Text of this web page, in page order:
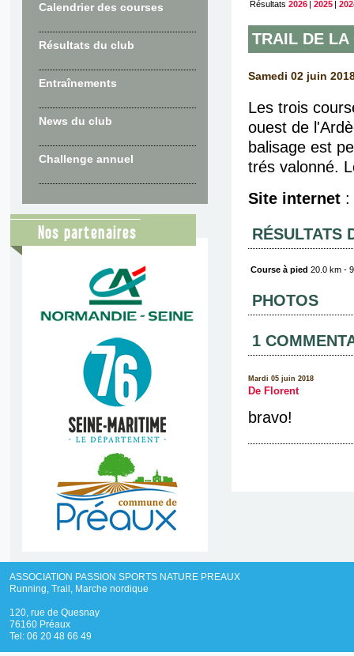
Calendrier des courses
Résultats du club
Entraînements
News du club
Challenge annuel
Nos partenaires
Résultats 2026 | 2025 |
TRAIL DE LA
Samedi 02 juin
Les trois
ouest de
balisage est
trés valonné.
Site internet:
RÉSULTATS
Course à pied 20.0 km -
PHOTOS
1
Mardi 05 juin 2018
De Florent
bravo!
ASSOCIATION PASSION SPORTS NATURE PREAUX
Running, Trail, Marche nordique
120, rue de Quesnay
76160 Préaux
Tel: 06 20 48 66 49